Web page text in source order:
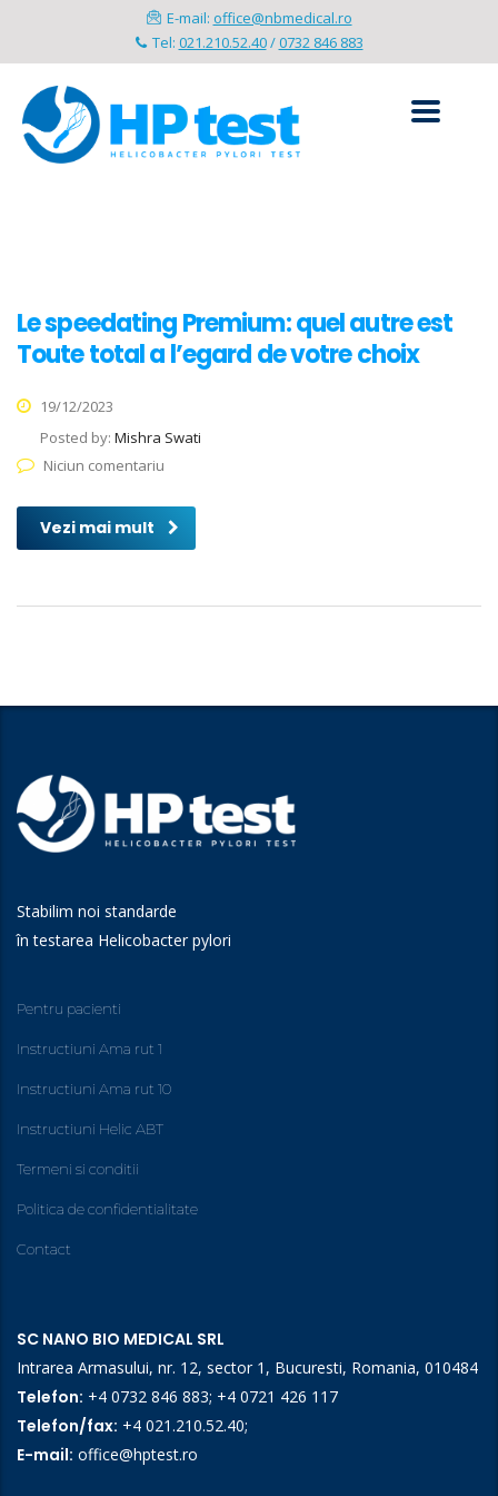
E-mail: office@nbmedical.ro
Tel: 021.210.52.40/0732 846 883
Le speedating Premium: quel autre est
Toute total a l’egard de votre choix
19/12/2023
Posted by: Mishra Swati
Niciun comentariu
Vezi mai mult
Stabilim noi standarde
în testarea Helicobacter pylori
Pentru pacienti
Instructiuni Ama rut 1
Instructiuni Ama rut 10
Instructiuni Helic ABT
Termeni si conditii
Politica de confidentialitate
Contact
SC NANO BIO MEDICAL SRL
Intrarea Armasului, nr. 12, sector 1, Bucuresti, Romania, 010484
Telefon: +4 0732 846 883; +4 0721 426 117
Telefon/fax: +4 021.210.52.40;
E-mail: office@hptest.ro